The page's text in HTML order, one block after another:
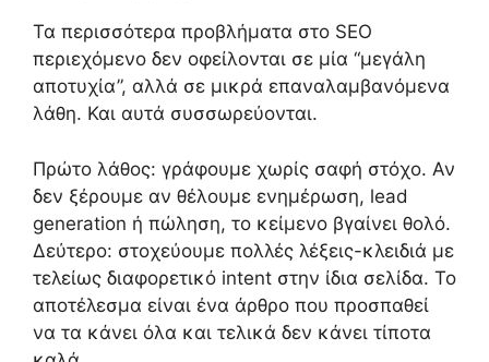
Τα περισσότερα προβλήματα στο SEO
περιεχόμενο δεν οφείλονται σε μία “μεγάλη
αποτυχία”, αλλά σε μικρά επαναλαμβανόμενα
λάθη. Και αυτά συσσωρεύονται.
Πρώτο λάθος: γράφουμε χωρίς σαφή στόχο. Αν
δεν ξέρουμε αν θέλουμε ενημέρωση, lead
generation ή πώληση, το κείμενο βγαίνει θολό.
Δεύτερο: στοχεύουμε πολλές λέξεις-κλειδιά με
τελείως διαφορετικό intent στην ίδια σελίδα. Το
αποτέλεσμα είναι ένα άρθρο που προσπαθεί
να τα κάνει όλα και τελικά δεν κάνει τίποτα